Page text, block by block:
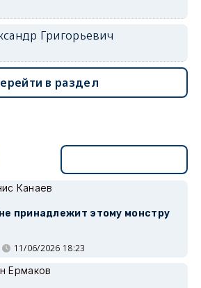
Григорьевич
в раздел
Канаев
принадлежит этому монстру
11/06/2026 18:23
Ермаков